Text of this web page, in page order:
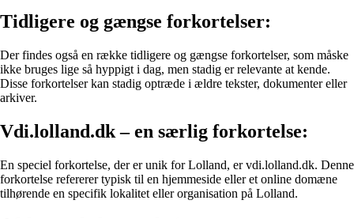
Tidligere og gængse forkortelser:
Der findes også en række tidligere og gængse forkortelser, som måske
ikke bruges lige så hyppigt i dag, men stadig er relevante at kende.
Disse forkortelser kan stadig optræde i ældre tekster, dokumenter eller
arkiver.
Vdi.lolland.dk – en særlig forkortelse:
En speciel forkortelse, der er unik for Lolland, er vdi.lolland.dk. Denne
forkortelse refererer typisk til en hjemmeside eller et online domæne
tilhørende en specifik lokalitet eller organisation på Lolland.